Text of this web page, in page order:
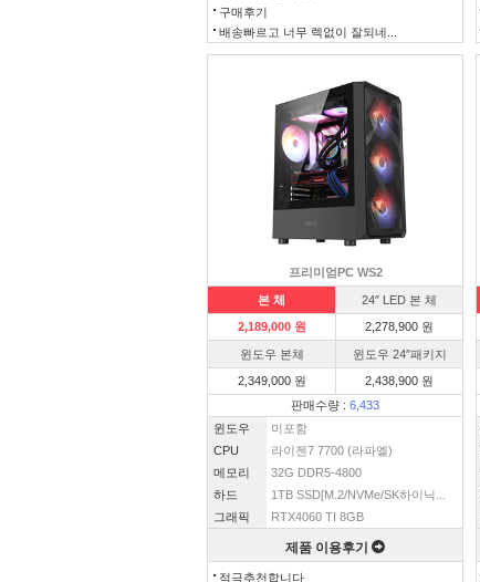
구매후기
배송빠르고 너무 렉없이 잘되네...
프리미엄PC WS2
본 체
24″ LED 본 체
2,189,000 원
2,278,900 원
윈도우 본체
윈도우 24″패키지
2,349,000 원
2,438,900 원
판매수량 : 6,433
윈도우
미포함
CPU
라이젠7 7700 (라파엘)
메모리
32G DDR5-4800
하드
1TB SSD[M.2/NVMe/SK하이닉...
그래픽
RTX4060 TI 8GB
제품 이용후기
적극추천합니다